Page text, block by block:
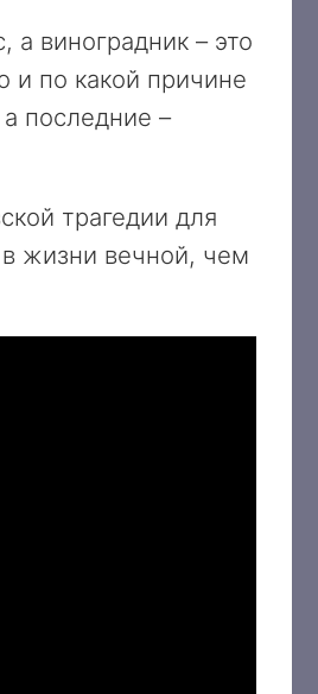
а виноградник – это
и по какой причине
последние –
трагедии для
жизни вечной, чем